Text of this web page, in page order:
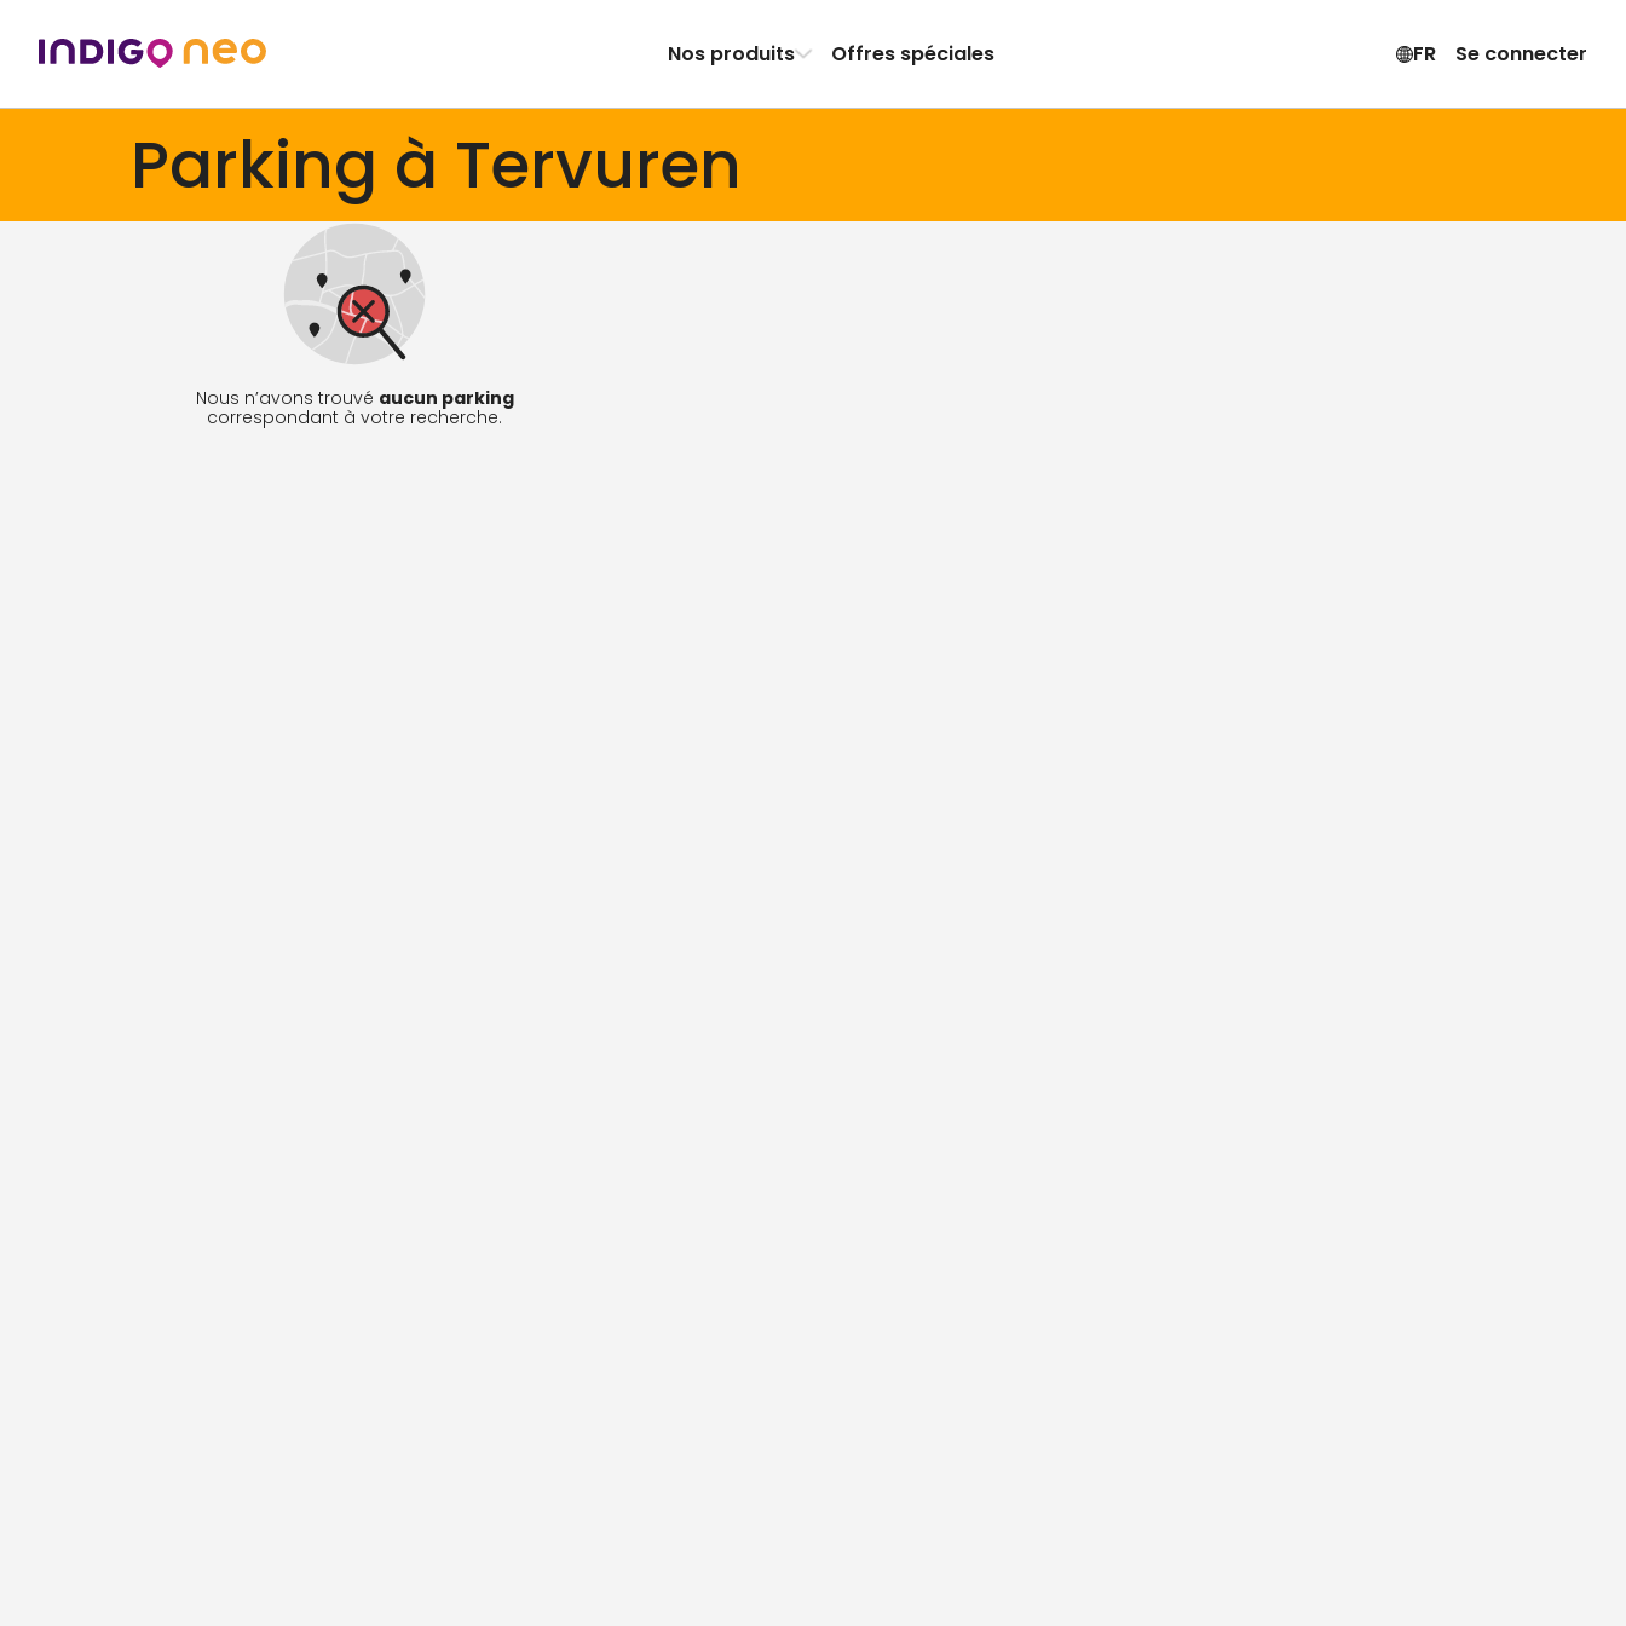
Nos produits Offres spéciales FR Se connecter
Parking à Tervuren
Nous n’avons trouvé aucun parking
correspondant à votre recherche.